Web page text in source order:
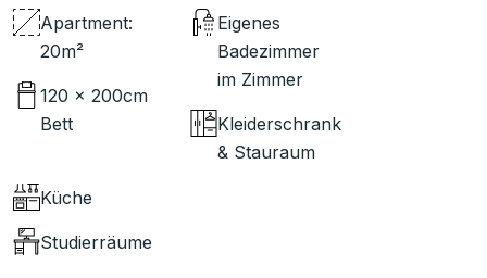
Apartment:
20m²
120 x 200cm
Bett
Eigenes
Badezimmer
im Zimmer
Kleiderschrank
& Stauraum
Küche
Studierräume